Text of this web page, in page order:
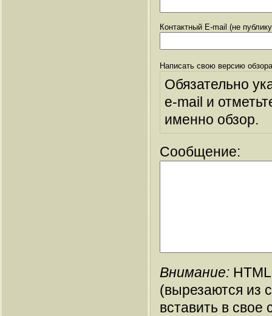
Контактный E-mail (не
Написать свою версию
Обязательно
e-mail и
именно обзор.
Сообщение:
Внимание:
(вырезаются из
вставить в